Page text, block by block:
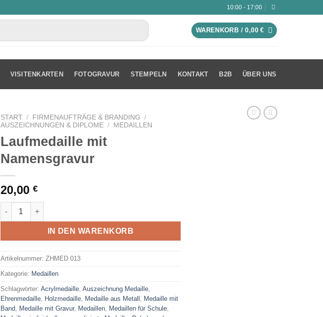
10:00 - 17:00
WARENKORB /0,00€
VISITENKARTEN FOTOGRAVUR STEMPELN KONTAKT B2B ÜBER UNS
START / FIRMENAUFTRÄGE & BRANDING
/
AUSZEICHNUNGEN & DIPLOME / MEDAILLEN
Laufmedaille mit
Namensgravur
20,00 €
Laufmedaille mit Namensgravur Menge
IN DEN WARENKORB
Artikelnummer: ZHMED 013
Kategorie: Medaillen
Schlagwörter: Acrylmedaille Auszeichnung Medaille
Ehrenmedaille Holzmedaille Medaille aus Metall
Medaille mit
Band Medaille mit Gravur, Medaillen Medaillen für Schule